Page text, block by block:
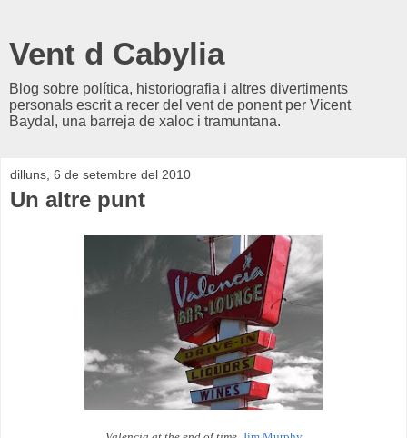
Vent d Cabylia
Blog sobre política, historiografia i altres divertiments
personals escrit a recer del vent de ponent per Vicent
Baydal, una barreja de xaloc i tramuntana.
dilluns, 6 de setembre del 2010
Un altre punt